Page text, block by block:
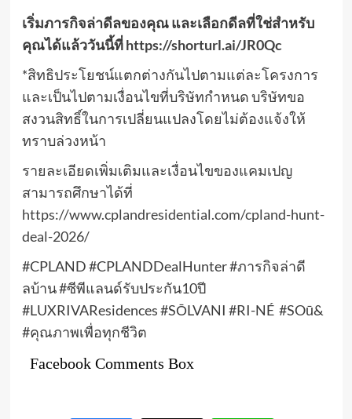
เริ่มภารกิจล่าดีลของคุณ และเลือกดีลที่ใช่สำหรับ
คุณได้แล้ววันนี้ที่https://shorturl.ai/JR0Qc
*สิทธิประโยชน์แตกต่างกันไปตามแต่ละโครงการ
และเป็นไปตามเงื่อนไขที่บริษัทกำหนด บริษัทขอ
สงวนสิทธิ์ในการเปลี่ยนแปลงโดยไม่ต้องแจ้งให้
ทราบล่วงหน้า
รายละเอียดเพิ่มเติมและเงื่อนไขของแคมเปญ
สามารถศึกษาได้ที่
https://www.cplandresidential.com/cpland-hunt-
deal-2026/
#CPLAND #CPLANDDealHunter #ภารกิจล่าดี
ลบ้าน #ซีพีแลนด์รับประกัน10ปี
#LUXRIVAResidences #SŌLVANI #RI-NÉ #SOū&
#คุณภาพเพื่อทุกชีวิต
Facebook Comments Box